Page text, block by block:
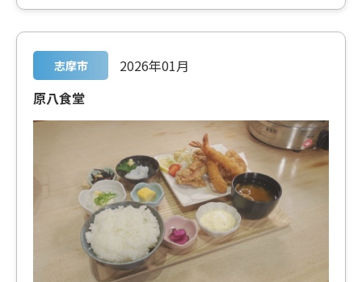
志摩市
2026年01月
原八食堂